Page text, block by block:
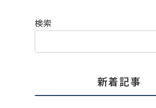
検索
新着記事